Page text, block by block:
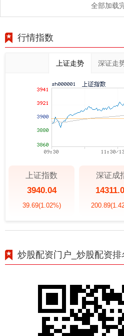
全部加载
行情指数
上证走势 深证走
上证指数
3940.04
39.69(1.02%)
深证成
200.89
炒股配资门户_炒股配资